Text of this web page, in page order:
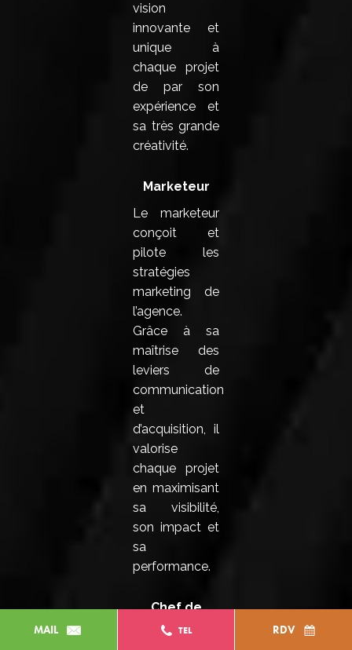
MAIL TEL RDV
vision
innovante et
unique à
chaque projet
de par son
expérience et
sa très grande
créativité.
Marketeur
Le marketeur
conçoit et
pilote les
stratégies
marketing de
l’agence.
Grâce à sa
maîtrise des
leviers de
communication
et
d’acquisition, il
valorise
chaque projet
en maximisant
sa visibilité,
son impact et
sa
performance.
Chef de
projet